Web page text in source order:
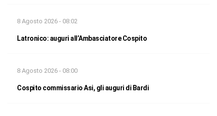
8 Agosto 2026 - 08:02
Latronico: auguri all’Ambasciatore Cospito
8 Agosto 2026 - 08:00
Cospito commissario Asi, gli auguri di Bardi